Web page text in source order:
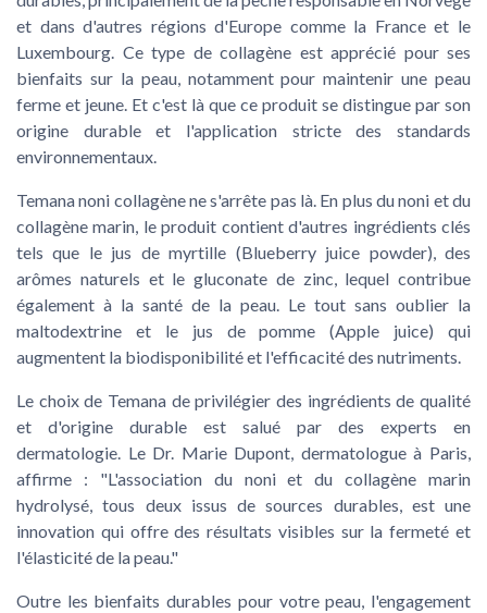
et dans d'autres régions d'Europe comme la France et le
Luxembourg. Ce type de collagène est apprécié pour ses
bienfaits sur la peau, notamment pour maintenir une peau
ferme et jeune. Et c'est là que ce produit se distingue par son
origine durable et l'application stricte des standards
environnementaux.
Temana noni collagène ne s'arrête pas là. En plus du noni et du
collagène marin, le produit contient d'autres ingrédients clés
tels que le jus de myrtille (Blueberry juice powder), des
arômes naturels et le gluconate de zinc, lequel contribue
également à la santé de la peau. Le tout sans oublier la
maltodextrine et le jus de pomme (Apple juice) qui
augmentent la biodisponibilité et l'efficacité des nutriments.
Le choix de Temana de privilégier des ingrédients de qualité
et d'origine durable est salué par des experts en
dermatologie. Le Dr. Marie Dupont, dermatologue à Paris,
affirme : "L'association du noni et du collagène marin
hydrolysé, tous deux issus de sources durables, est une
innovation qui offre des résultats visibles sur la fermeté et
l'élasticité de la peau."
Outre les bienfaits durables pour votre peau, l'engagement